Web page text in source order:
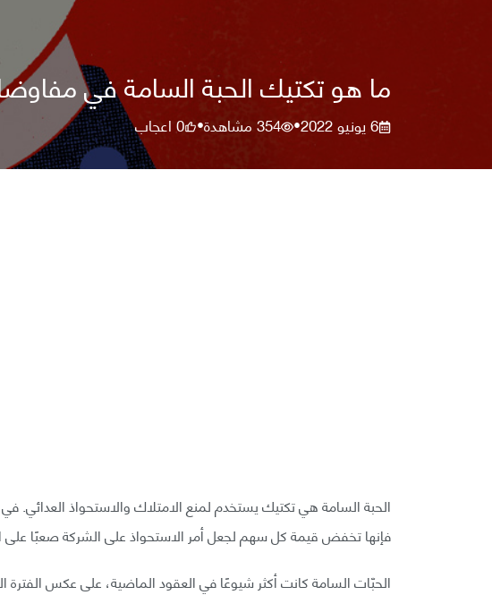
ما هو تكتيك الحبة السامة في
6 يونيو 2022 •
354مشاهدة•
0اعجاب
الحبة السامة هي تكتيك يستخدم لمنع الامتلاك والاستحواذ العدائي.
فإنها تخفض قيمة كل سهم لجعل أمر الاستحواذ على الشركة صعبًا على
الحبّات السامة كانت أكثر شيوعًا في العقود الماضية، على عكس الفترة